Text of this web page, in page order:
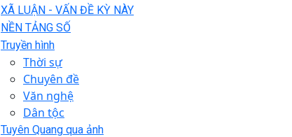
XÃ LUẬN - VẤN ĐỀ KỲ NÀY
NỀN TẢNG SỐ
Truyền hình
Thời sự
Chuyên đề
Văn nghệ
Dân tộc
Tuyên Quang qua ảnh